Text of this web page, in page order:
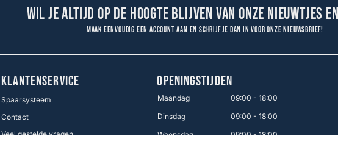
Wil je altijd op de hoogte blijven van onze nieuwtjes
Maak eenvoudig een account aan en schrijf je dan in voor onze nieuwsbrief!
KLANTENSERVICE
Spaarsysteem
Contact
Veel gestelde vragen
OPENINGSTIJDEN
Maandag
09:00 - 18:00
Dinsdag
09:00 - 18:00
Woensdag
09:00 - 18:00